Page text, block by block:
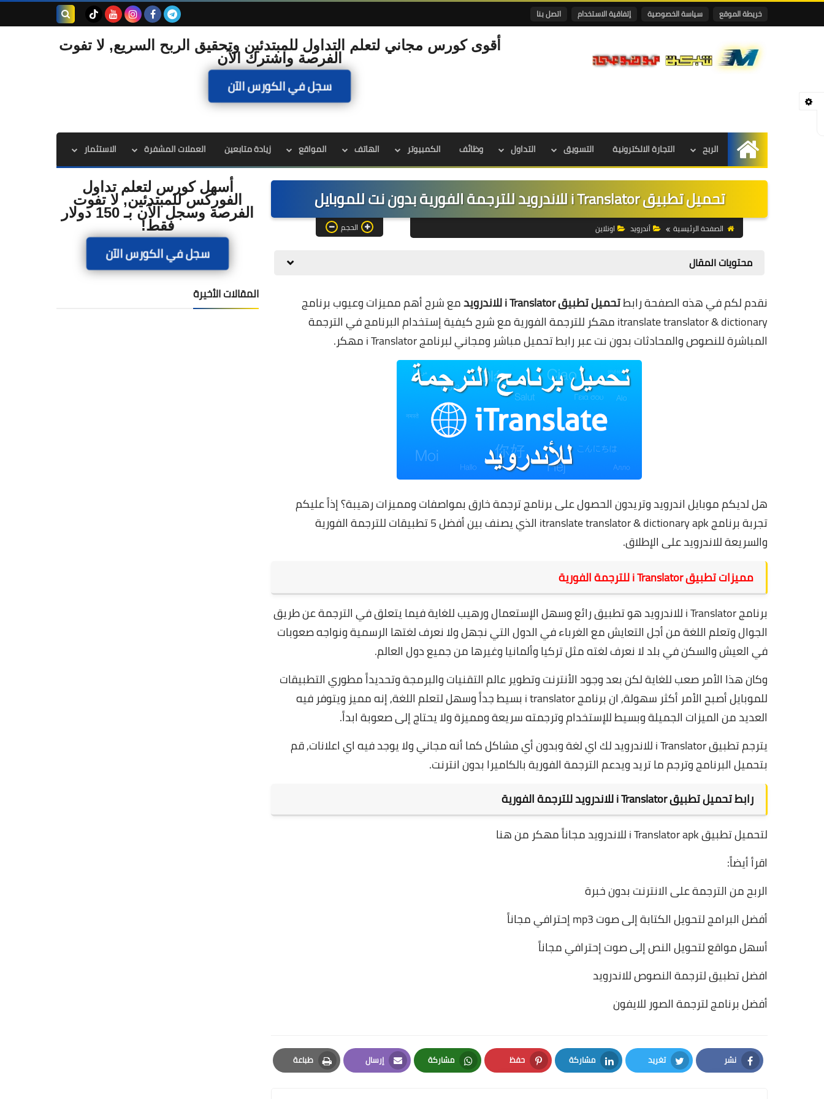
خريطة الموقع سياسة الخصوصية إتفاقية الاستخدام اتصل بنا
أقوى كورس مجاني لتعلم التداول للمبتدئين وتحقيق الربح السريع, لا تفوت
الفرصة واشترك الآن
سجل في الكورس الآن
الرئيسية
الربح التجارة الالكترونية التسويق التداول وظائف الكمبيوتر الهاتف المواقع زيادة متابعين العملات المشفرة الاستثمار
تحميل تطبيق i Translator للاندرويد للترجمة الفورية بدون نت للموبايل
الصفحة الرئيسية أندرويد اونلاين الحجم
محتويات المقال
نقدم لكم في هذه الصفحة رابطتحميل تطبيق i Translator للاندرويد
مع شرح أهم مميزات وعيوب برنامج
itranslate translator & dictionary مهكر للترجمة الفورية مع شرح كيفية إستخدام البرنامج في الترجمة
المباشرة للنصوص والمحادثات بدون نت عبر رابط تحميل مباشر ومجاني لبرنامجi Translator مهكر.
هل لديكم موبايل اندرويد وتريدون الحصول على برنامج ترجمة خارق بمواصفات ومميزات رهيبة؟إذاً عليكم
تجربة برنامج itranslate translator & dictionary apk الذي يصنف بين أفضل 5 تطبيقات للترجمة الفورية
والسريعة للاندرويد على الإطلاق.
مميزات تطبيق i Translator للترجمة الفورية
برنامج i Translator للاندرويد هو تطبيق رائع وسهل الإستعمال ورهيب للغاية فيما يتعلق في الترجمة عن طريق
الجوال وتعلم اللغة من أجل التعايش مع الغرباء في الدول التي نجهل ولا نعرف لغتها الرسمية ونواجه صعوبات
في العيش والسكن في بلد لا نعرف لغته مثل تركيا وألمانيا وغيرها من جميع دول العالم.
وكان هذا الأمر صعب للغاية لكن بعد وجود الأنترنت وتطوير عالم التقنيات والبرمجة وتحديداً مطوري التطبيقات
للموبايل أصبح الأمر أكثر سهولة,
ان برنامج i translator بسيط جداً وسهل لتعلم اللغة, إنه مميز ويتوفر فيه
العديد من الميزات الجميلة وبسيط للإستخدام وترجمته سريعة ومميزة ولا يحتاج إلى صعوبة ابداً.
يترجم تطبيق i Translator للاندرويد لك اي لغة وبدون أي مشاكل كما أنه مجاني ولا يوجد فيه اي اعلانات, قم
بتحميل البرنامج وترجم ما تريد ويدعم الترجمة الفورية بالكاميرا بدون انترنت.
رابط تحميل تطبيق i Translator للاندرويد للترجمة الفورية
لتحميل تطبيق i Translator apk للاندرويد مجاناً مهكر
من هنا
اقرأ أيضاً:
الربح من الترجمة على الانترنت بدون خبرة
أفضل البرامج لتحويل الكتابة إلى صوت mp3 إحترافي مجاناً
أسهل مواقع لتحويل النص إلى صوت إحترافي مجاناً
افضل تطبيق لترجمة النصوص للاندرويد
أفضل برنامج لترجمة الصور للايفون
نشر
Facebook
تغريد
Twitter
مشاركة
LinkedIn
حفظ
Pinterest
مشاركة
Whatsapp
إرسال
Email
طباعة
Print
أسهل كورس لتعلم تداول
الفوركس للمبتدئين, لا تفوت
الفرصة وسجل الآن بـ 150 دولار
فقط!
سجل في الكورس الآن
المقالات الأخيرة